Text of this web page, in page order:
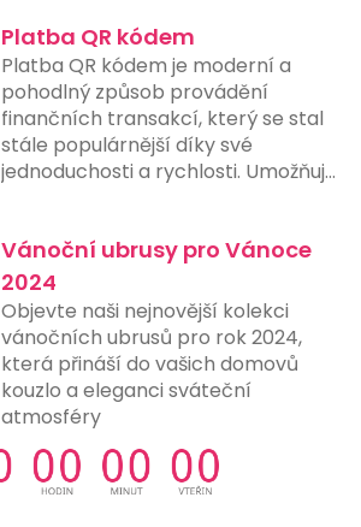
Platba QR kódem
Platba QR kódem je moderní a
pohodlný způsob provádění
finančních transakcí, který se stal
stále populárnější díky své
jednoduchosti a rychlosti. Umožňuje
chytrého telefonu nebo jiného
zařízení s fotoaparátem a vhodnou
aplikací. Tento způsob platby
eliminuje potřebu ručního zadávání
čísel účtů, čímž snižuje riziko chyb a
urychluje proces platby. Mnohé
banky a finanční instituce nyní
nabízejí možnost generování a
skenování QR kódů přímo ve svých
aplikacích, což ještě více usnadňuje
Vánoční ubrusy pro Vánoce
2024
Objevte naši nejnovější kolekci
vánočních ubrusů pro rok 2024,
která přináší do vašich domovů
kouzlo a eleganci sváteční
atmosféry